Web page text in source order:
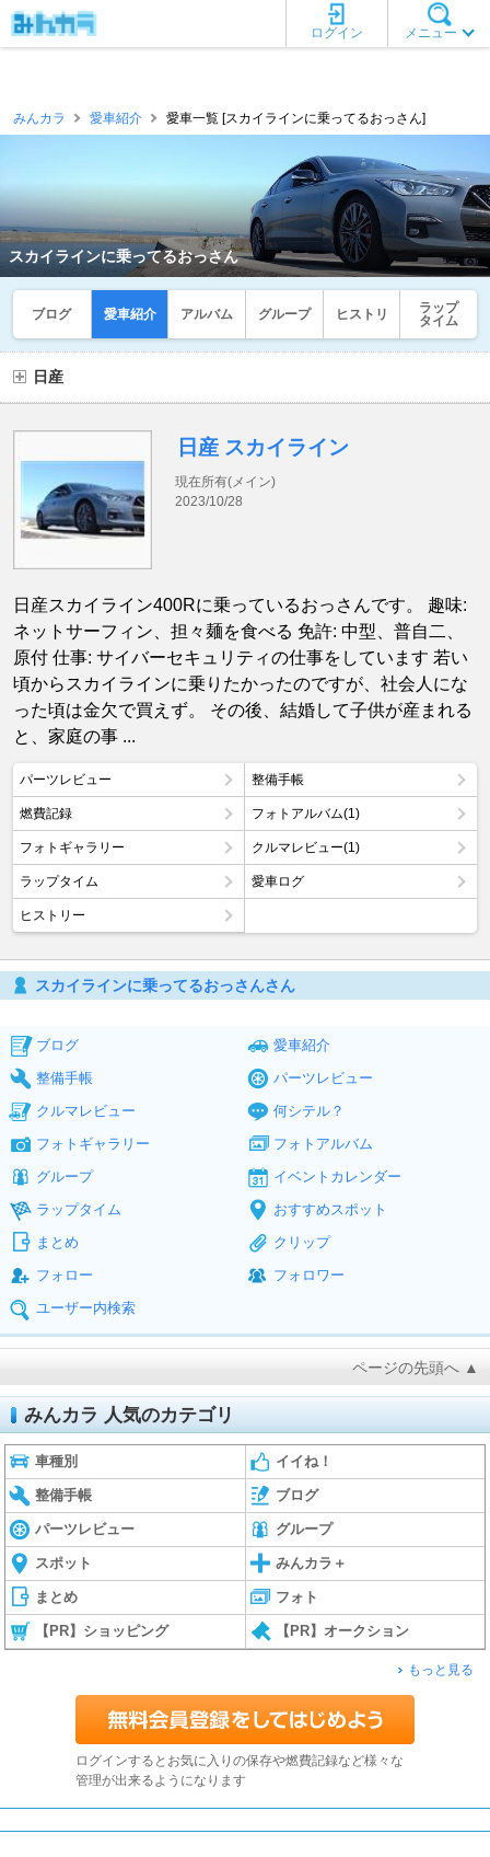
メニュー
ログイン
みんカラ 愛車紹介 愛車一覧 [スカイラインに乗ってるおっさん]
スカイラインに乗ってるおっさん
ブログ 愛車紹介 アルバム グループ ヒストリ
ラップ
タイム
日産
日産 スカイライン
現在所有(メイン)
2023/10/28
日産スカイライン400Rに乗っているおっさんです。 趣味:
ネットサーフィン、担々麺を食べる 免許: 中型、普自二、
原付 仕事: サイバーセキュリティの仕事をしています 若い
頃からスカイラインに乗りたかったのですが、社会人にな
った頃は金欠で買えず。 その後、結婚して子供が産まれる
と、家庭の事 ...
パーツレビュー 整備手帳
燃費記録 フォトアルバム(1)
フォトギャラリー クルマレビュー(1)
ラップタイム 愛車ログ
ヒストリー
スカイラインに乗ってるおっさんさん
ブログ
愛車紹介
整備手帳
パーツレビュー
クルマレビュー
何シテル？
フォトギャラリー
フォトアルバム
グループ
イベントカレンダー
ラップタイム
おすすめスポット
まとめ
クリップ
フォロー
フォロワー
ユーザー内検索
ページの先頭へ ▲
みんカラ 人気のカテゴリ
車種別 イイね！
整備手帳 ブログ
パーツレビュー グループ
スポット みんカラ＋
まとめ フォト
【PR】ショッピング 【PR】オークション
もっと見る
ログインするとお気に入りの保存や燃費記録など様々な
管理が出来るようになります